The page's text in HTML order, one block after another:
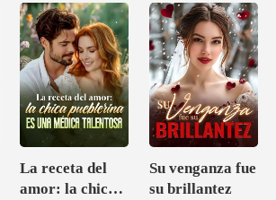
La receta del
amor: la chica
Su venganza fue
su brillantez